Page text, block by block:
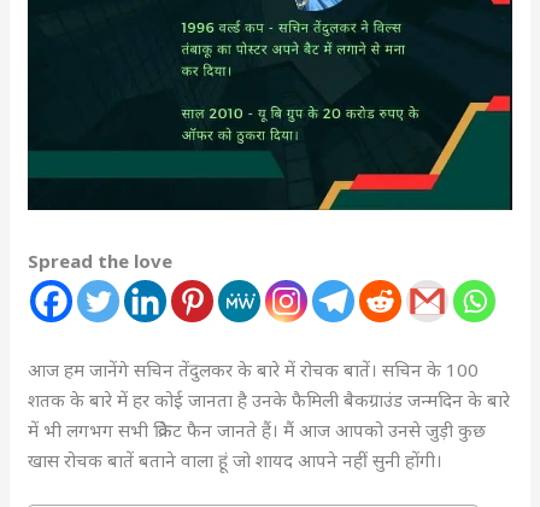
Spread the love
आज हम जानेंगे सचिन तेंदुलकर के बारे में रोचक बातें। सचिन के 100
शतक के बारे में हर कोई जानता है उनके फैमिली बैकग्राउंड जन्मदिन के बारे
में भी लगभग सभी क्रिकेट फैन जानते हैं। मैं आज आपको उनसे जुड़ी कुछ
खास रोचक बातें बताने वाला हूं जो शायद आपने नहीं सुनी होंगी।